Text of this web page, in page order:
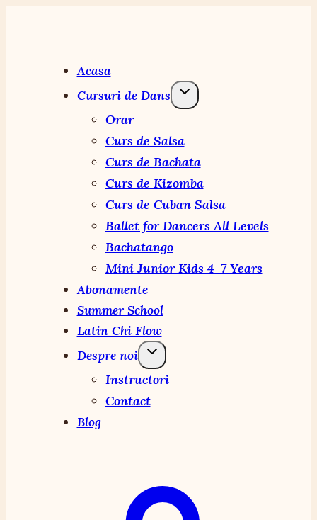
Acasa
Cursuri de Dans
Orar
Curs de Salsa
Curs de Bachata
Curs de Kizomba
Curs de Cuban Salsa
Ballet for Dancers All Levels
Bachatango
Mini Junior Kids 4-7 Years
Abonamente
Summer School
Latin Chi Flow
Despre noi
Instructori
Contact
Blog